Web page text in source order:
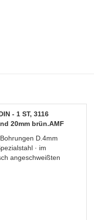
- 1 ST, 3116
20mm brün.AMF
D.4mm
· im
angeschweißten